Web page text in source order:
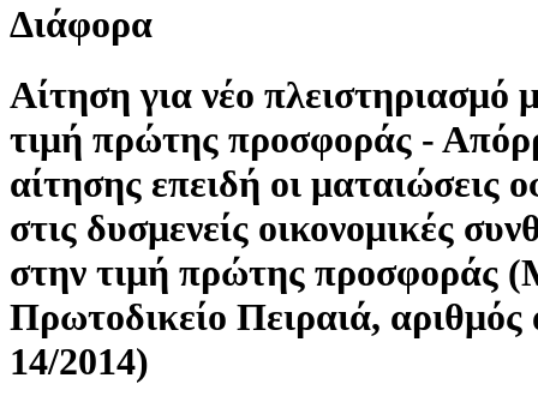
Διάφορα
Αίτηση για νέο πλειστηριασμό
τιμή πρώτης προσφοράς -
αίτησης επειδή οι ματαιώσεις
στις δυσμενείς οικονομικές
στην τιμή πρώτης προσφοράς
Πρωτοδικείο Πειραιά,
14/2014)